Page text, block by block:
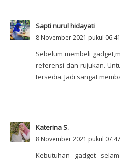
Sapti nurul hidayati
8 November 2021 pukul 06.41
Sebelum membeli
referensi dan rujukan.
tersedia. Jadi sangat
Katerina S.
8 November 2021 pukul 07.47
Kebutuhan gadget